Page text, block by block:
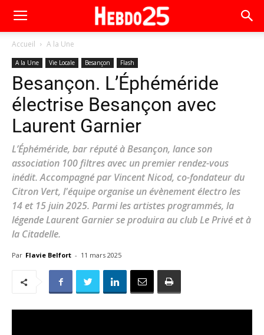
Accueil A la Une
A la Une Vie Locale Besançon Flash
Besançon. L’Éphéméride
électrise Besançon avec
Laurent Garnier
L’Éphéméride, bar réputé à Besançon, lance son
association 100 filtres avec un premier rendez-vous
inédit. Accompagné par Vincent Nicod, co-fondateur du
Citron Vert, l'équipe organise un évènement électro les
14 et 15 juin 2025. Parmi les artistes programmés, la
légende Laurent Garnier se produira au club Le Privé et à
la Citadelle.
Par Flavie Belfort - 11 mars 2025